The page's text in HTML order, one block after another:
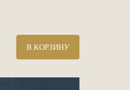
В КОРЗИНУ